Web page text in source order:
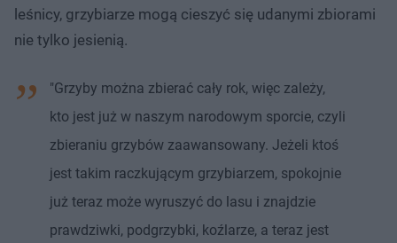
leśnicy, grzybiarze mogą cieszyć się udanymi zbiorami
nie tylko jesienią.
"Grzyby można zbierać cały rok, więc zależy,
kto jest już w naszym narodowym sporcie, czyli
zbieraniu grzybów zaawansowany. Jeżeli ktoś
jest takim raczkującym grzybiarzem, spokojnie
już teraz może wyruszyć do lasu i znajdzie
prawdziwki, podgrzybki, koźlarze, a teraz jest